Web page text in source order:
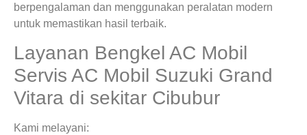
berpengalaman dan menggunakan peralatan modern
untuk memastikan hasil terbaik.
Layanan Bengkel AC Mobil
Servis AC Mobil Suzuki Grand
Vitara di sekitar Cibubur
Kami melayani: